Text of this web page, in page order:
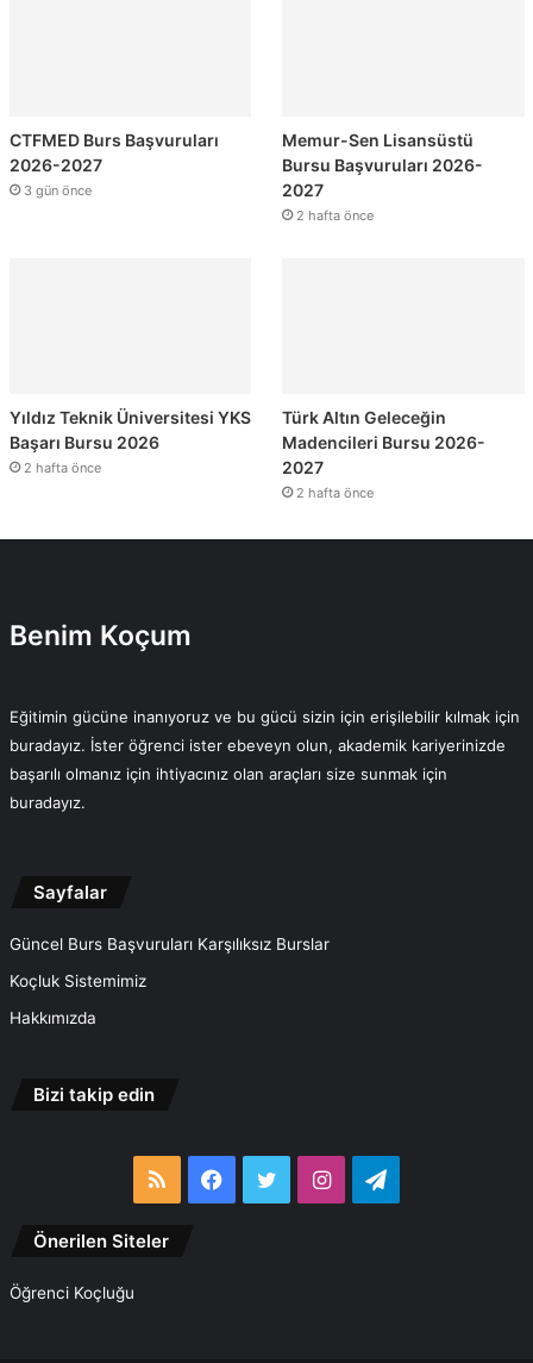
CTFMED Burs Başvuruları
2026-2027
3 gün önce
Memur-Sen Lisansüstü
Bursu Başvuruları 2026-
2027
2 hafta önce
Yıldız Teknik Üniversitesi YKS
Başarı Bursu 2026
2 hafta önce
Türk Altın Geleceğin
Madencileri Bursu 2026-
2027
2 hafta önce
Benim Koçum
Eğitimin gücüne inanıyoruz ve bu gücü sizin için erişilebilir kılmak için
buradayız. İster öğrenci ister ebeveyn olun, akademik kariyerinizde
başarılı olmanız için ihtiyacınız olan araçları size sunmak için
buradayız.
Sayfalar
Güncel Burs Başvuruları Karşılıksız Burslar
Koçluk Sistemimiz
Hakkımızda
Bizi takip edin
RSS Facebook
TwitterInstagramTelegram
Önerilen Siteler
Öğrenci Koçluğu